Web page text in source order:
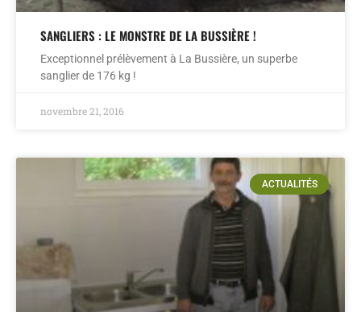
SANGLIERS : LE MONSTRE DE LA BUSSIÈRE !
Exceptionnel prélèvement à La Bussière, un superbe
sanglier de 176 kg !
novembre 21, 2016
ACTUALITÉS